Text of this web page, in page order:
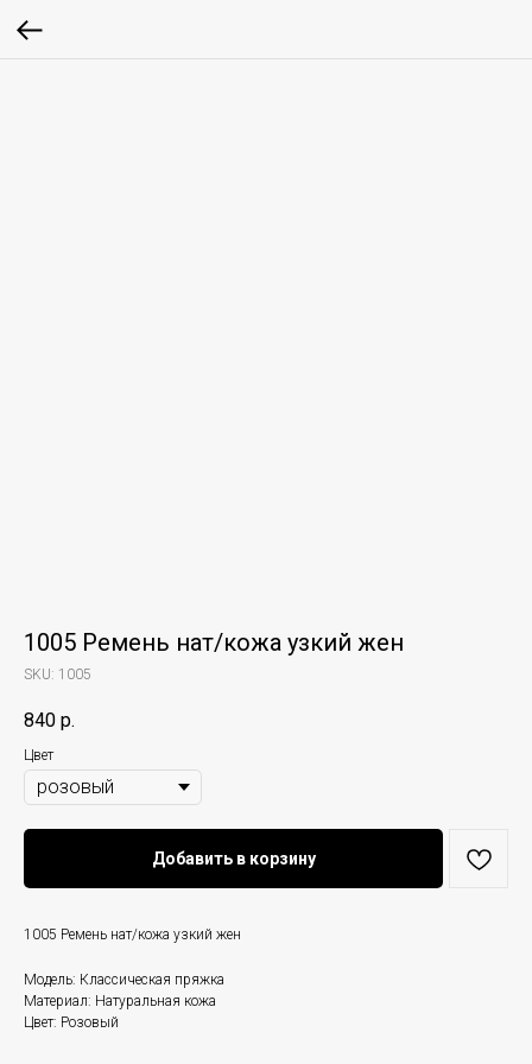
1005 Ремень нат/кожа узкий жен
SKU: 1005
840 р.
Цвет
Добавить в корзину
1005 Ремень нат/кожа узкий жен
Модель: Классическая пряжка
Материал: Натуральная кожа
Цвет: Розовый